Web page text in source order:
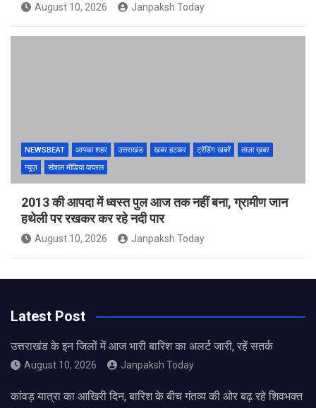
August 10, 2026 Janpaksh Today
NEWSBEAT आपका शहर उत्तराखंड खबर हटकर ट्रेंडिंग खबरें
ताज़ा ख़बर
न्यूज़
सोशल मीडिया वायरल
2013 की आपदा में ध्वस्त पुल आज तक नहीं बना, ग्रामीण जान
हथेली पर रखकर कर रहे नदी पार
August 10, 2026 Janpaksh Today
Latest Post
उत्तराखंड के इन जिलों में आज भारी बारिश का अलर्ट जारी, रहें सतर्क
August 10, 2026 Janpaksh Today
कांवड़ यात्रा का आखिरी दिन, बारिश के बीच गंतव्य की ओर बढ़ रहे शिवभक्त